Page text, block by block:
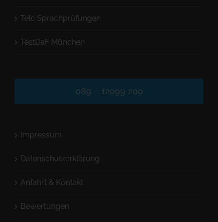
Telc Sprachprüfungen
TestDaF München
089 – 12099 200
Impressum
Datenschutzerklärung
Anfahrt & Kontakt
Bewertungen